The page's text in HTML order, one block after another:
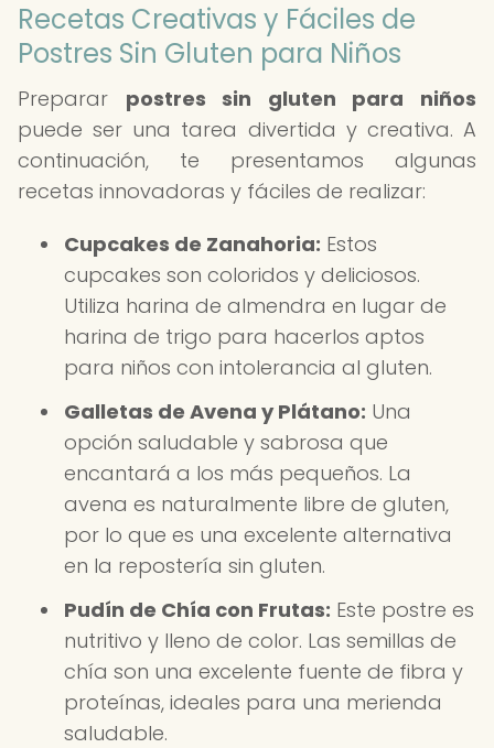
Recetas Creativas y Fáciles de
Postres Sin Gluten para Niños
Preparar postres sin gluten para niños
puede ser una tarea divertida y creativa. A
continuación, te presentamos algunas
recetas innovadoras y fáciles de realizar:
Cupcakes de Zanahoria: Estos
cupcakes son coloridos y deliciosos.
Utiliza harina de almendra en lugar de
harina de trigo para hacerlos aptos
para niños con intolerancia al gluten.
Galletas de Avena y Plátano: Una
opción saludable y sabrosa que
encantará a los más pequeños. La
avena es naturalmente libre de gluten,
por lo que es una excelente alternativa
en la repostería sin gluten.
Pudín de Chía con Frutas: Este postre es
nutritivo y lleno de color. Las semillas de
chía son una excelente fuente de fibra y
proteínas, ideales para una merienda
saludable.